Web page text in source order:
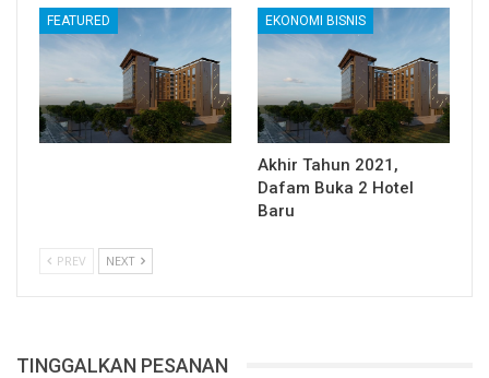
FEATURED EKONOMI BISNIS
Akhir Tahun 2021,
Dafam Buka 2 Hotel
Baru
PREV NEXT
TINGGALKAN PESANAN